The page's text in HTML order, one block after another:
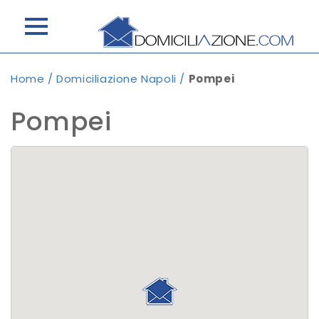
Home /Domiciliazione Napoli / Pompei
Pompei